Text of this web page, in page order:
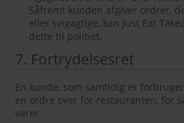
Såfremt kunden afgiver ordrer,
eller svigagtige, kan Just Eat
dette til politiet.
7. Fortrydelsesret
En kunde, som samtidig er
en ordre over for restauranten, for
varer